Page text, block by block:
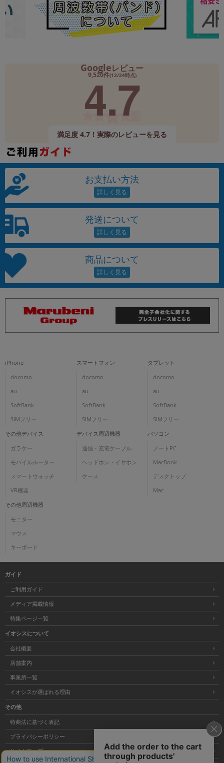
Googleレビュー
9,520件(12/24時点)
4.7
満足度 4.7！実際のレビューを見る
お支払い方法
発送について
商品について
iPhone
docomo
au
SoftBank
SIMフリー
スマートフォン
docomo
au
SoftBank
SIMフリー
タブレット
docomo
au
SoftBank
SIMフリー
その他デバイス
ガラケー
モバイルルーター
スマートウォッチ
VR機器
デバイス周辺機器
通信・充電ケーブル
ヘッドホン・イヤホン
ケース
パソコン
ノートPC
MacBook
デスクトップ
Mac
その他周辺機器
モニター
マウス
キーボード
ガイド
ご利用ガイド
メディア掲載情報
特集ページ一覧
イオシスについて
会社概要
店舗案内
事業所一覧
イオシスが選ばれる理由
その他
特商法に基づく表記
プライバシーポリシー
サイトマップ